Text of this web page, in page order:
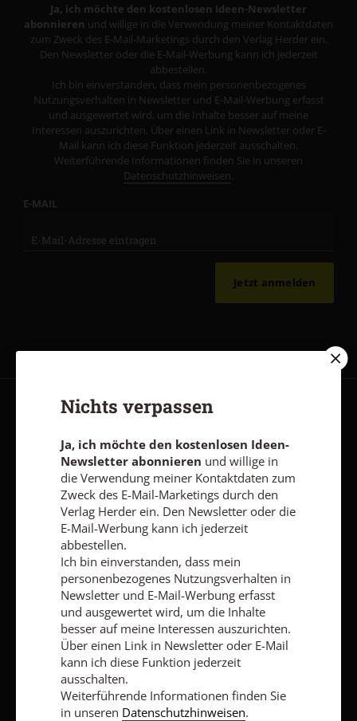
Ja, ich möchte den kostenlosen Ideen-Newsletter
abonnieren und willige in die Verwendung meiner Kontaktdaten
zum Zweck des E-Mail-Marketings durch den Verlag Herder ein.
Den Newsletter oder die E-Mail-Werbung kann ich jederzeit
abbestellen.
Ich bin einverstanden, dass mein personenbezogenes
Nutzungsverhalten in Newsletter und E-Mail-Werbung erfasst
und ausgewertet wird, um die Inhalte besser auf meine
Interessen auszurichten. Über einen Link in Newsletter oder E-
Mail kann ich diese Funktion jederzeit ausschalten.
Weiterführende Informationen finden Sie in unseren
Datenschutzhinweisen
E-MAIL
Jetzt anmelden
AGB und Widerrufsbelehrung Datenschutz
Impressum
Vertrag widerrufen Abo online kündigen
Nach oben
Nichts verpassen
Ja, ich möchte den kostenlosen Ideen-
Newsletter abonnieren und willige in
die Verwendung meiner Kontaktdaten zum
Zweck des E-Mail-Marketings durch den
Verlag Herder ein. Den Newsletter oder die
E-Mail-Werbung kann ich jederzeit
abbestellen.
Ich bin einverstanden, dass mein
personenbezogenes Nutzungsverhalten in
Newsletter und E-Mail-Werbung erfasst
und ausgewertet wird, um die Inhalte
besser auf meine Interessen auszurichten.
Über einen Link in Newsletter oder E-Mail
kann ich diese Funktion jederzeit
ausschalten.
Weiterführende Informationen finden Sie
in unseren Datenschutzhinweisen.